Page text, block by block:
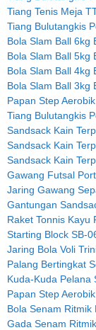
Tiang Tenis Meja
Tiang Bulutangkis
Bola Slam Ball 6kg
Bola Slam Ball 5kg
Bola Slam Ball 4kg
Bola Slam Ball 3kg
Papan Step
Tiang Bulutangkis
Sandsack Kain
Sandsack Kain
Sandsack Kain
Gawang Futsal
Jaring Gawang
Gantungan
Raket Tonnis Kayu
Starting Block SB-
Jaring Bola Voli
Palang Bertingkat
Kuda-Kuda Pelana
Papan Step
Bola Senam Ritmik
Gada Senam